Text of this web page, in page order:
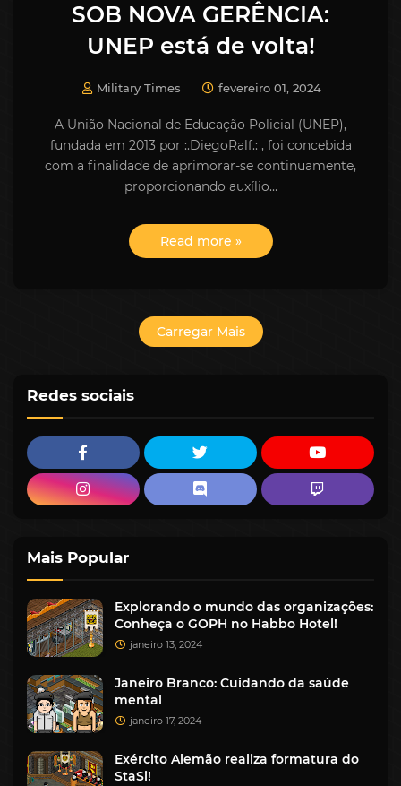
SOB NOVA GERÊNCIA:
UNEP está de volta!
Military Times fevereiro 01, 2024
A União Nacional de Educação Policial (UNEP),
fundada em 2013 por :.DiegoRalf.: , foi concebida
com a finalidade de aprimorar-se continuamente,
proporcionando auxílio…
Read more »
Carregar Mais
Redes sociais
Mais Popular
Explorando o mundo das organizações:
Conheça o GOPH no Habbo Hotel!
janeiro 13, 2024
Janeiro Branco: Cuidando da saúde
mental
janeiro 17, 2024
Exército Alemão realiza formatura do
StaSi!